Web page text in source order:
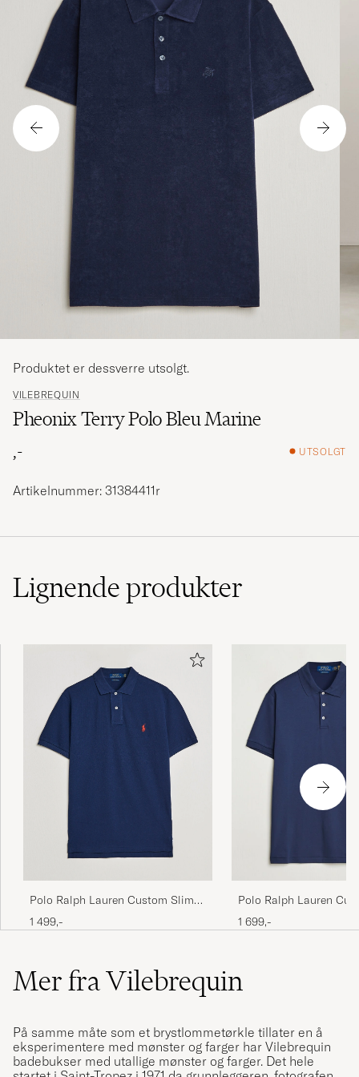
VILEBREQUIN
Pheonix Terry Polo Bleu Marine
,-
UTSOLGT
Produktet er dessverre utsolgt.
Artikelnummer: 31384411r
Lignendeprodukter
Polo Ralph Lauren Custom Slim
Fit Polo Newport Navy
1 499,-
Polo Ralph Lauren
Fit Cotton Polo Refined
1 699,-
Mer fra Vilebrequin
På samme måte som et brystlommetørkle tillater en å
eksperimentere med mønster og farger har Vilebrequin
badebukser med utallige mønster og farger. Det hele